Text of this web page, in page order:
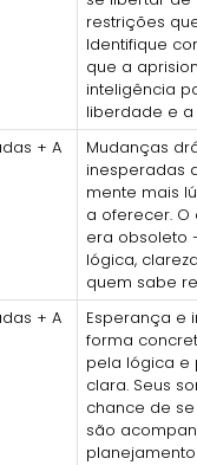
restrições
Identifique
que a
inteligência
liberdade e
+ A
Mudanças
inesperadas
mente mais
a oferecer.
era obsoleto
lógica,
quem sabe
+ A
Esperança e
forma
pela lógica e
clara. Seus
chance de
são